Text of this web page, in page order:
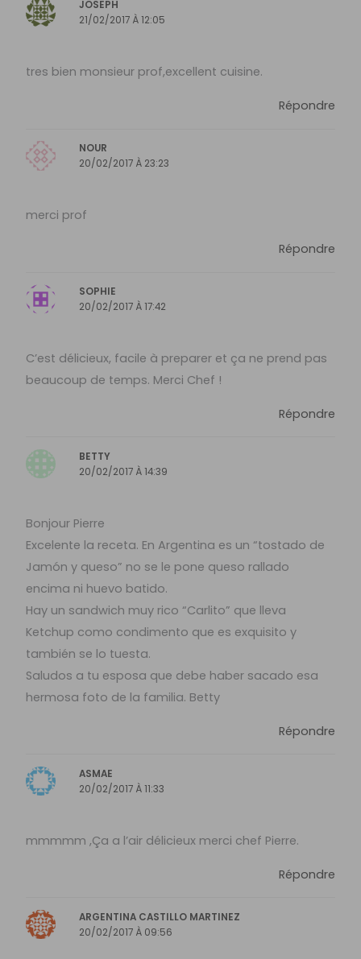
JOSEPH
21/02/2017 À 12:05
tres bien monsieur prof,excellent cuisine.
Répondre
NOUR
20/02/2017 À 23:23
merci prof
Répondre
SOPHIE
20/02/2017 À 17:42
C’est délicieux, facile à preparer et ça ne prend pas
beaucoup de temps. Merci Chef !
Répondre
BETTY
20/02/2017 À 14:39
Bonjour Pierre
Excelente la receta. En Argentina es un “tostado de
Jamón y queso” no se le pone queso rallado
encima ni huevo batido.
Hay un sandwich muy rico “Carlito” que lleva
Ketchup como condimento que es exquisito y
también se lo tuesta.
Saludos a tu esposa que debe haber sacado esa
hermosa foto de la familia. Betty
Répondre
ASMAE
20/02/2017 À 11:33
mmmmm ,Ça a l’air délicieux merci chef Pierre.
Répondre
ARGENTINA CASTILLO MARTINEZ
20/02/2017 À 09:56